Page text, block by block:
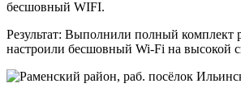
бесшовный WIFI.
Результат: Выполнили полный комплект
настроили бесшовный Wi-Fi на высокой